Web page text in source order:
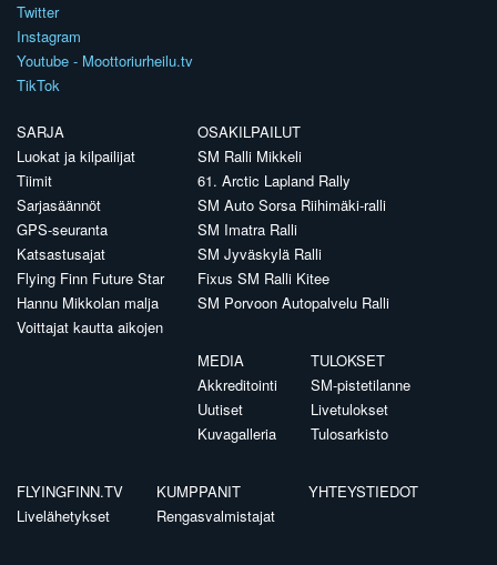
Twitter
Instagram
Youtube - Moottoriurheilu.tv
TikTok
SARJA
Luokat ja kilpailijat
Tiimit
Sarjasäännöt
GPS-seuranta
Katsastusajat
Flying Finn Future Star
Hannu Mikkolan malja
Voittajat kautta aikojen
OSAKILPAILUT
SM Ralli Mikkeli
61. Arctic Lapland Rally
SM Auto Sorsa Riihimäki-ralli
SM Imatra Ralli
SM Jyväskylä Ralli
Fixus SM Ralli Kitee
SM Porvoon Autopalvelu Ralli
MEDIA
Akkreditointi
Uutiset
Kuvagalleria
TULOKSET
SM-pistetilanne
Livetulokset
Tulosarkisto
FLYINGFINN.TV
Livelähetykset
KUMPPANIT
Rengasvalmistajat
YHTEYSTIEDOT